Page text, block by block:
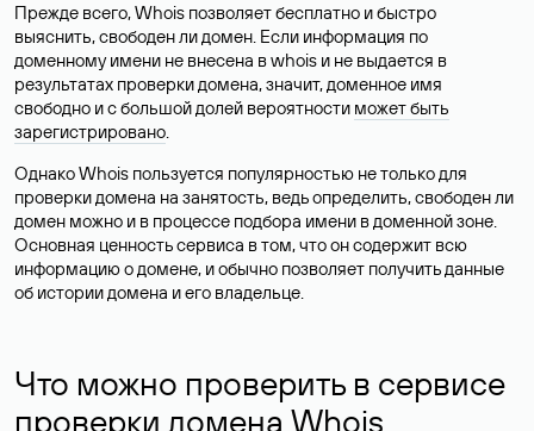
Прежде всего, Whois позволяет бесплатно и быстро
выяснить, свободен ли домен. Если информация по
доменному имени не внесена в whois и не выдается в
результатах проверки домена, значит, доменное имя
свободно и с большой долей вероятности может быть
зарегистрировано.
Однако Whois пользуется популярностью не только для
проверки домена на занятость, ведь определить, свободен ли
домен можно и в процессе подбора имени в доменной зоне.
Основная ценность сервиса в том, что он содержит всю
информацию о домене, и обычно позволяет получить данные
об истории домена и его владельце.
Что можно проверить в сервисе
проверки домена Whois